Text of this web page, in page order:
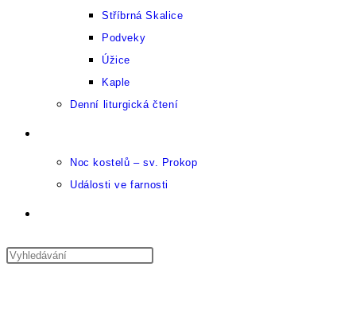
Stříbrná Skalice
Podveky
Úžice
Kaple
Denní liturgická čtení
Noc kostelů – sv. Prokop
Události ve farnosti
vyhledávání